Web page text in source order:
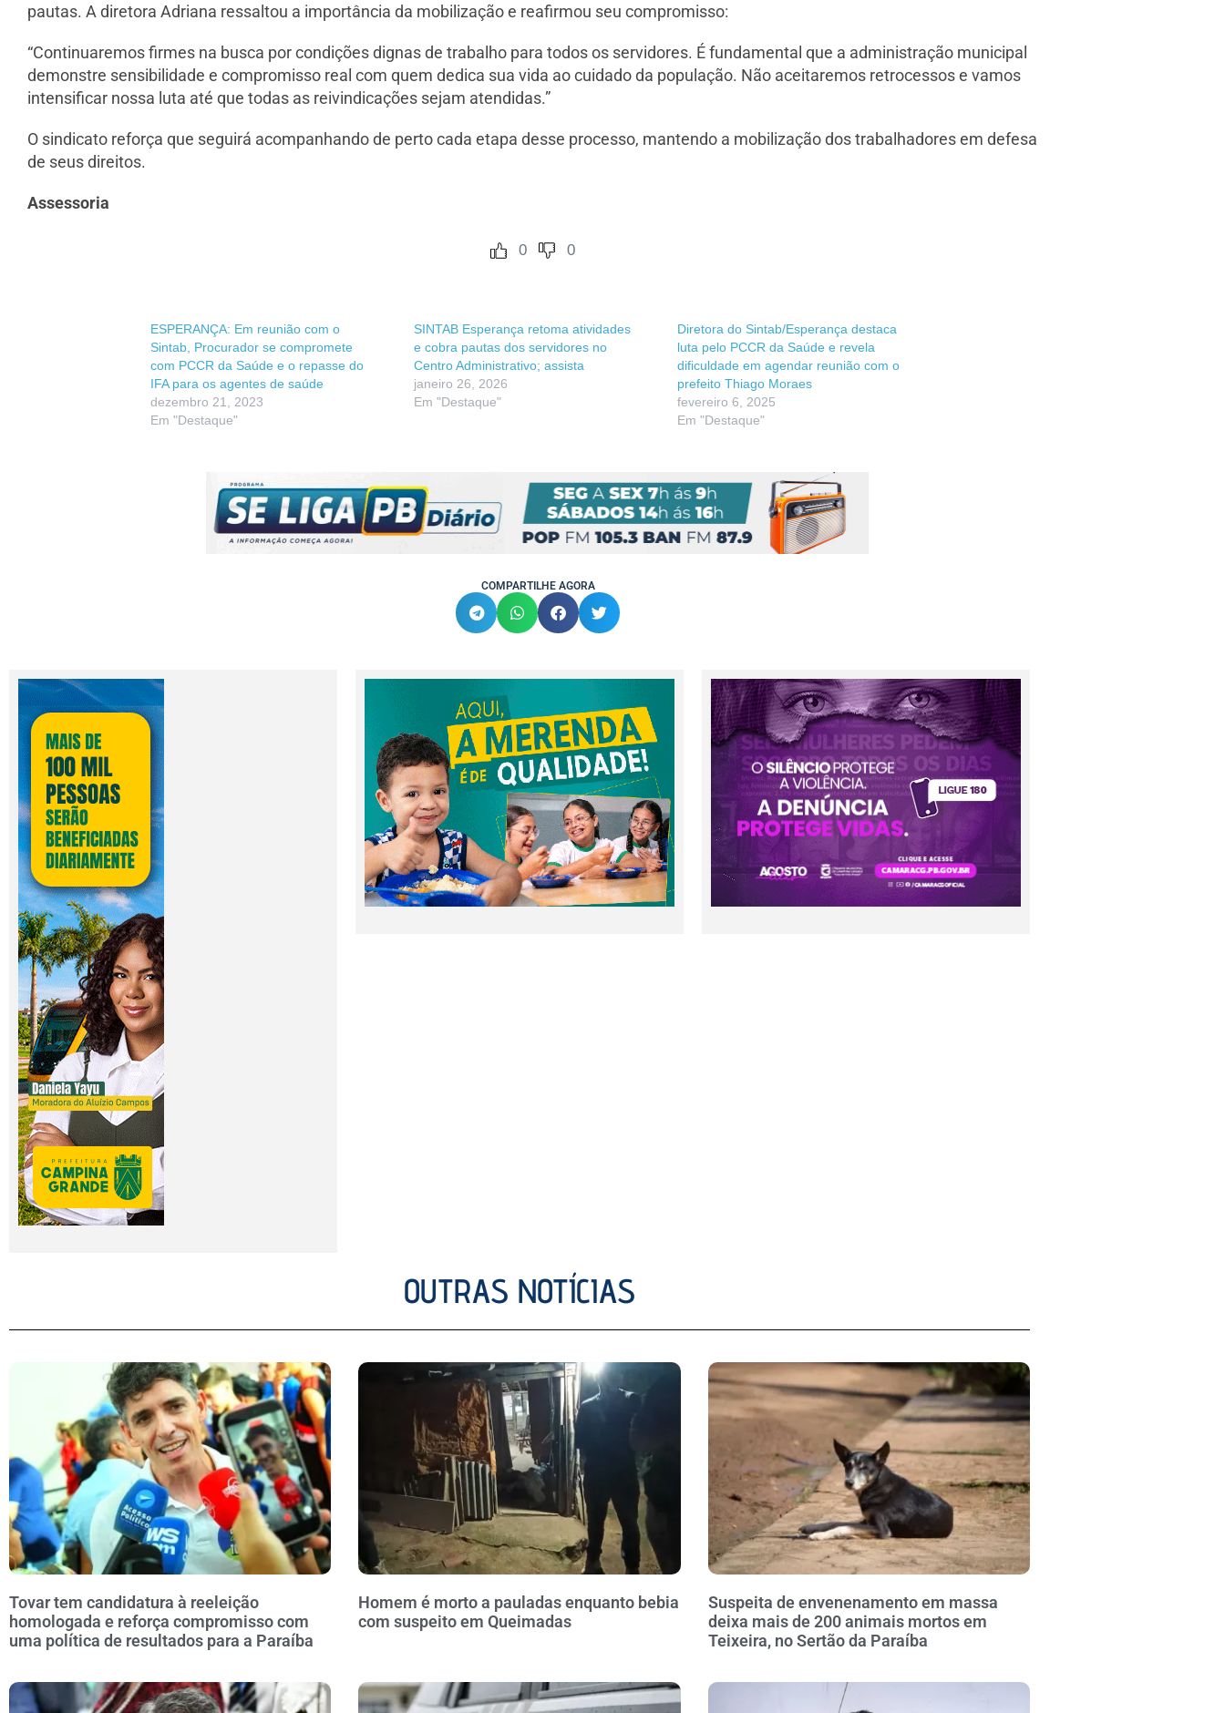
pautas. A diretora Adriana ressaltou a importância da mobilização e reafirmou seu compromisso:
“Continuaremos firmes na busca por condições dignas de trabalho para todos os servidores. É fundamental que a administração municipal
demonstre sensibilidade e compromisso real com quem dedica sua vida ao cuidado da população. Não aceitaremos retrocessos e vamos
intensificar nossa luta até que todas as reivindicações sejam atendidas.”
O sindicato reforça que seguirá acompanhando de perto cada etapa desse processo, mantendo a mobilização dos trabalhadores em defesa
de seus direitos.
Assessoria
0 0
ESPERANÇA: Em reunião com o
Sintab, Procurador se compromete
com PCCR da Saúde e o repasse do
IFA para os agentes de saúde
dezembro 21, 2023
Em "Destaque"
SINTAB Esperança retoma atividades
e cobra pautas dos servidores no
Centro Administrativo; assista
janeiro 26, 2026
Em "Destaque"
Diretora do Sintab/Esperança destaca
luta pelo PCCR da Saúde e revela
dificuldade em agendar reunião com o
prefeito Thiago Moraes
fevereiro 6, 2025
Em "Destaque"
COMPARTILHE AGORA
OUTRAS NOTÍCIAS
Tovar tem candidatura à reeleição
homologada e reforça compromisso com
uma política de resultados para a Paraíba
Homem é morto a pauladas enquanto bebia
com suspeito em Queimadas
Suspeita de envenenamento em massa
deixa mais de 200 animais mortos em
Teixeira, no Sertão da Paraíba